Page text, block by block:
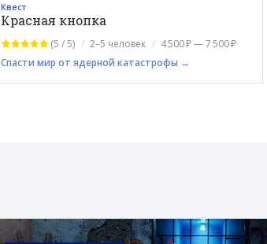
Квест
Красная кнопка
(5 / 5) 2–5 человек
4 500 ₽ — 7 500 ₽
Спасти мир от ядерной катастрофы →